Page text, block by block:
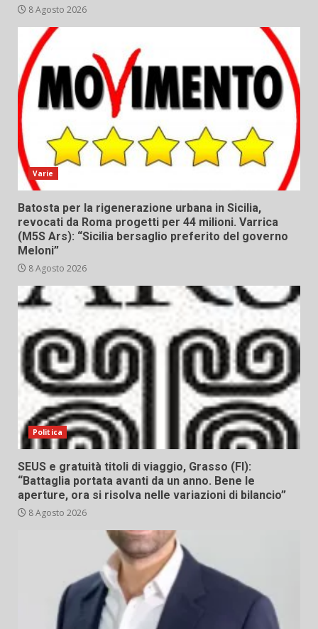
8 Agosto 2026
Varie
Batosta per la rigenerazione urbana in Sicilia,
revocati da Roma progetti per 44 milioni. Varrica
(M5S Ars): “Sicilia bersaglio preferito del governo
Meloni”
8 Agosto 2026
Politica
SEUS e gratuità titoli di viaggio, Grasso (FI):
“Battaglia portata avanti da un anno. Bene le
aperture, ora si risolva nelle variazioni di bilancio”
8 Agosto 2026